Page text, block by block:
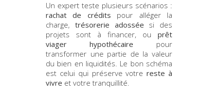
Un expert teste plusieurs scénarios :
rachat de crédits pour alléger la
charge, trésorerie adossée si des
projets sont à financer, ou prêt
viager hypothécaire pour
transformer une partie de la valeur
du bien en liquidités. Le bon schéma
est celui qui préserve votrereste à
vivre et votre tranquillité.